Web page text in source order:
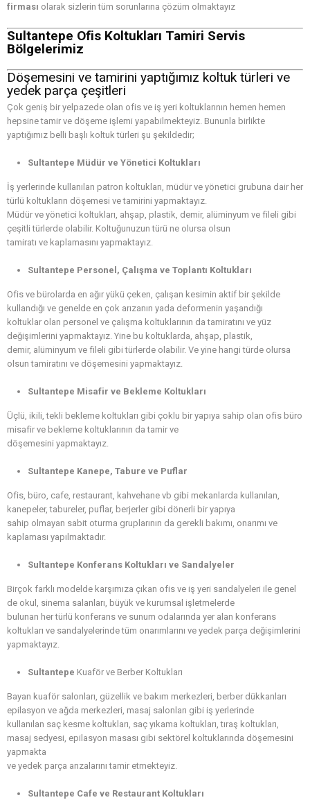
firması olarak sizlerin tüm sorunlarına çözüm olmaktayız
Sultantepe Ofis Koltukları Tamiri Servis
Bölgelerimiz
Döşemesini ve tamirini yaptığımız koltuk türleri ve
yedek parça çeşitleri
Çok geniş bir yelpazede olan ofis ve iş yeri koltuklarının hemen hemen
hepsine tamir ve döşeme işlemi yapabilmekteyiz. Bununla birlikte
yaptığımız belli başlı koltuk türleri şu şekildedir;
Sultantepe Müdür ve Yönetici Koltukları
İş yerlerinde kullanılan patron koltukları, müdür ve yönetici grubuna dair her
türlü koltukların döşemesi ve tamirini yapmaktayız.
Müdür ve yönetici koltukları, ahşap, plastik, demir, alüminyum ve fileli gibi
çeşitli türlerde olabilir. Koltuğunuzun türü ne olursa olsun
tamiratı ve kaplamasını yapmaktayız.
Sultantepe Personel, Çalışma ve Toplantı Koltukları
Ofis ve bürolarda en ağır yükü çeken, çalışan kesimin aktif bir şekilde
kullandığı ve genelde en çok arızanın yada deformenin yaşandığı
koltuklar olan personel ve çalışma koltuklarının da tamiratını ve yüz
değişimlerini yapmaktayız. Yine bu koltuklarda, ahşap, plastik,
demir, alüminyum ve fileli gibi türlerde olabilir. Ve yine hangi türde olursa
olsun tamiratını ve döşemesini yapmaktayız.
Sultantepe Misafir ve Bekleme Koltukları
Üçlü, ikili, tekli bekleme koltukları gibi çoklu bir yapıya sahip olan ofis büro
misafir ve bekleme koltuklarının da tamir ve
döşemesini yapmaktayız.
Sultantepe Kanepe, Tabure ve Puflar
Ofis, büro, cafe, restaurant, kahvehane vb gibi mekanlarda kullanılan,
kanepeler, tabureler, puflar, berjerler gibi dönerli bir yapıya
sahip olmayan sabit oturma gruplarının da gerekli bakımı, onarımı ve
kaplaması yapılmaktadır.
Sultantepe Konferans Koltukları ve Sandalyeler
Birçok farklı modelde karşımıza çıkan ofis ve iş yeri sandalyeleri ile genel
de okul, sinema salanları, büyük ve kurumsal işletmelerde
bulunan her türlü konferans ve sunum odalarında yer alan konferans
koltukları ve sandalyelerinde tüm onarımlarını ve yedek parça değişimlerini
yapmaktayız.
Sultantepe Kuaför ve Berber Koltukları
Bayan kuaför salonları, güzellik ve bakım merkezleri, berber dükkanları
epilasyon ve ağda merkezleri, masaj salonları gibi iş yerlerinde
kullanılan saç kesme koltukları, saç yıkama koltukları, tıraş koltukları,
masaj sedyesi, epilasyon masası gibi sektörel koltuklarında döşemesini
yapmakta
ve yedek parça arızalarını tamir etmekteyiz.
Sultantepe Cafe ve Restaurant Koltukları